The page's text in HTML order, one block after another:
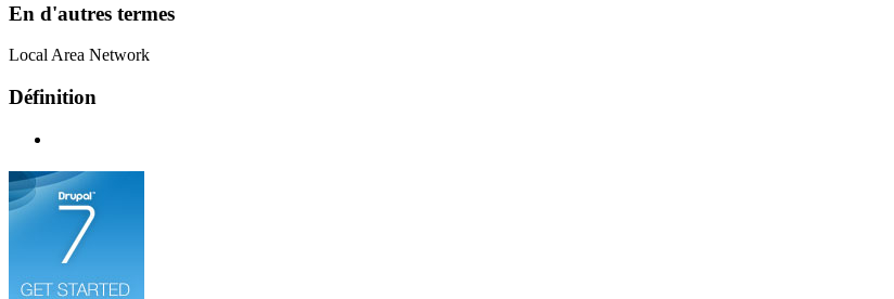
En d'autres termes
Local Area Network
Définition